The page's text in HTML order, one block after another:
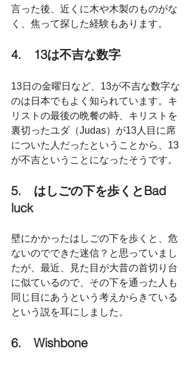
言った後、近くに木や木製のものがな
く、焦って探した経験もあります。
4.　13は不吉な数字
13日の金曜日など、13が不吉な数字な
のは日本でもよく知られています。キ
リストの最後の晩餐の時、キリストを
裏切ったユダ（Judas）が13人目に席
についた人だったということから、13
が不吉ということになったそうです。
5.　はしごの下を歩くとBad
luck
壁にかかったはしごの下を歩くと、危
ないのでできた迷信？と思っていまし
たが、最近、見た目が大昔の首切り台
に似ているので、その下を通った人も
同じ目にあうという考えからきている
という説を耳にしました。
6.　Wishbone